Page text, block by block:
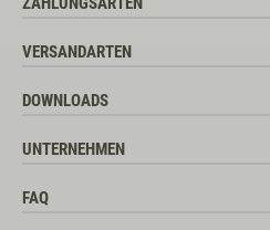
VERSANDARTEN
DOWNLOADS
UNTERNEHMEN
FAQ